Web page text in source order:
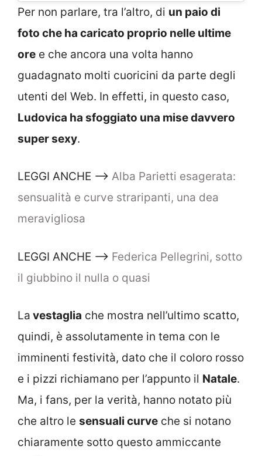
Per non parlare, tra l’altro, di un paio di
foto che ha caricato proprio nelle ultime
ore e che ancora una volta hanno
guadagnato molti cuoricini da parte degli
utenti del Web. In effetti, in questo caso,
Ludovica ha sfoggiato una mise davvero
super sexy.
LEGGI ANCHE –> Alba Parietti esagerata:
sensualità e curve straripanti, una dea
meravigliosa
LEGGI ANCHE –> Federica Pellegrini, sotto
il giubbino il nulla o quasi
La vestaglia che mostra nell’ultimo scatto,
quindi, è assolutamente in tema con le
imminenti festività, dato che il coloro rosso
e i pizzi richiamano per l’appunto il Natale.
Ma, i fans, per la verità, hanno notato più
che altro le sensuali curve che si notano
chiaramente sotto questo ammiccante